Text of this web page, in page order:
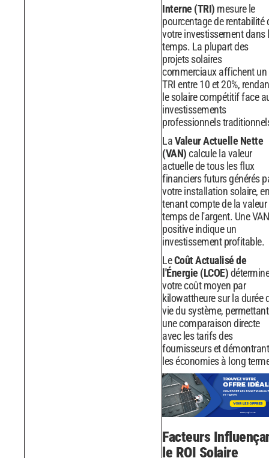
Interne (TRI) mesure le
pourcentage de rentabilité
votre investissement dans
temps. La plupart des
projets solaires
commerciaux affichent un
TRI entre 10 et 20%,
le solaire compétitif face
investissements
professionnels
LaValeur Actuelle Nette
(VAN)calcule la valeur
actuelle de tous les flux
financiers futurs générés
votre installation solaire, en
tenant compte de la valeur
temps de l'argent. Une VAN
positive indique un
investissement profitable.
LeCoût Actualisé de
l'Énergie (LCOE)détermine
votre coût moyen par
kilowattheure sur la durée
vie du système, permettant
une comparaison directe
avec les tarifs des
fournisseurs et démontrant
les économies à long
Facteurs
le ROI Solaire